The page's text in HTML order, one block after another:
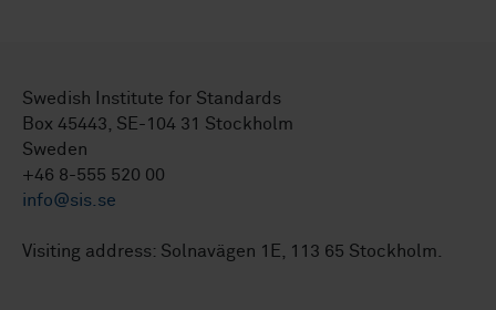
Swedish Institute for Standards
Box 45443, SE-104 31 Stockholm
Sweden
+46 8-555 520 00
info@sis.se
Visiting address: Solnavägen 1E, 113 65 Stockholm.